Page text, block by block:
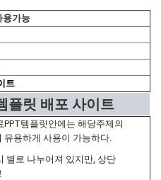
용가능
트
플릿 배포 사이트
템플릿안에는 해당주제의
유용하게 사용이 가능하다.
별로 나누어져 있지만, 상단